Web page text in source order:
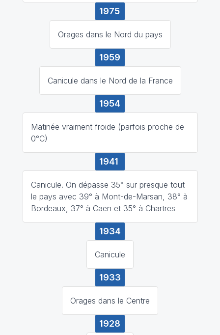
1975
Orages dans le Nord du pays
1959
Canicule dans le Nord de la France
1954
Matinée vraiment froide (parfois proche de
0°C)
1941
Canicule. On dépasse 35° sur presque tout
le pays avec 39° à Mont-de-Marsan, 38° à
Bordeaux, 37° à Caen et 35° à Chartres
1934
Canicule
1933
Orages dans le Centre
1928